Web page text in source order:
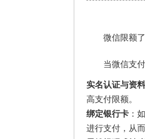
微信限额
当微信支
实名认证与资
高支付限额。
绑定银行卡 ：
进行支付，从